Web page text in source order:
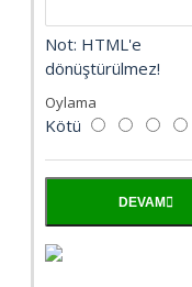
Not: HTML'e
dönüştürülmez!
Oylama
Kötü
DEVAM